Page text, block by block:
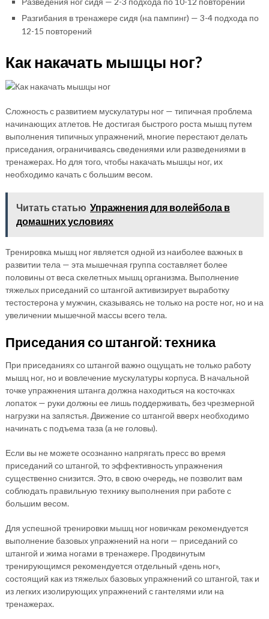
Разгибания в тренажере сидя (на пампинг) — 3-4 подхода по
12-15 повторений
Как накачать мышцы ног?
Сложность с развитием мускулатуры ног — типичная проблема
начинающих атлетов. Не достигая быстрого роста мышц путем
выполнения типичных упражнений, многие перестают делать
приседания, ограничиваясь сведениями или разведениями в
тренажерах. Но для того, чтобы накачать мышцы ног, их
необходимо качать с большим весом.
Читать статью Упражнения для волейбола в
домашних условиях
Тренировка мышц ног является одной из наиболее важных в
развитии тела — эта мышечная группа составляет более
половины от веса скелетных мышц организма. Выполнение
тяжелых приседаний со штангой активизирует выработку
тестостерона у мужчин, сказываясь не только на росте ног, но и на
увеличении мышечной массы всего тела.
Приседания со штангой: техника
При приседаниях со штангой важно ощущать не только работу
мышц ног, но и вовлечение мускулатуры корпуса. В начальной
точке упражнения штанга должна находиться на косточках
лопаток — руки должны ее лишь поддерживать, без чрезмерной
нагрузки на запястья. Движение со штангой вверх необходимо
начинать с подъема таза (а не головы).
Если вы не можете осознанно напрягать пресс во время
приседаний со штангой, то эффективность упражнения
существенно снизится. Это, в свою очередь, не позволит вам
соблюдать правильную технику выполнения при работе с
большим весом.
Для успешной тренировки мышц ног новичкам рекомендуется
выполнение базовых упражнений на ноги — приседаний со
штангой и жима ногами в тренажере. Продвинутым
тренирующимся рекомендуется отдельный «день ног»,
состоящий как из тяжелых базовых упражнений со штангой, так и
из легких изолирующих упражнений с гантелями или на
тренажерах.